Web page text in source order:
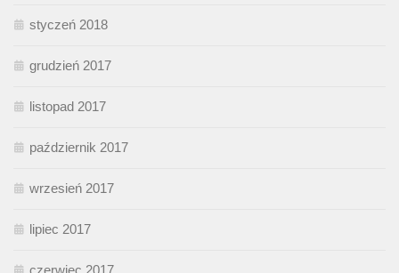
styczeń 2018
grudzień 2017
listopad 2017
październik 2017
wrzesień 2017
lipiec 2017